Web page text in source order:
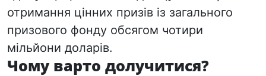
отримання цінних призів із загального
призового фонду обсягом чотири
мільйони доларів.
Чому варто долучитися?